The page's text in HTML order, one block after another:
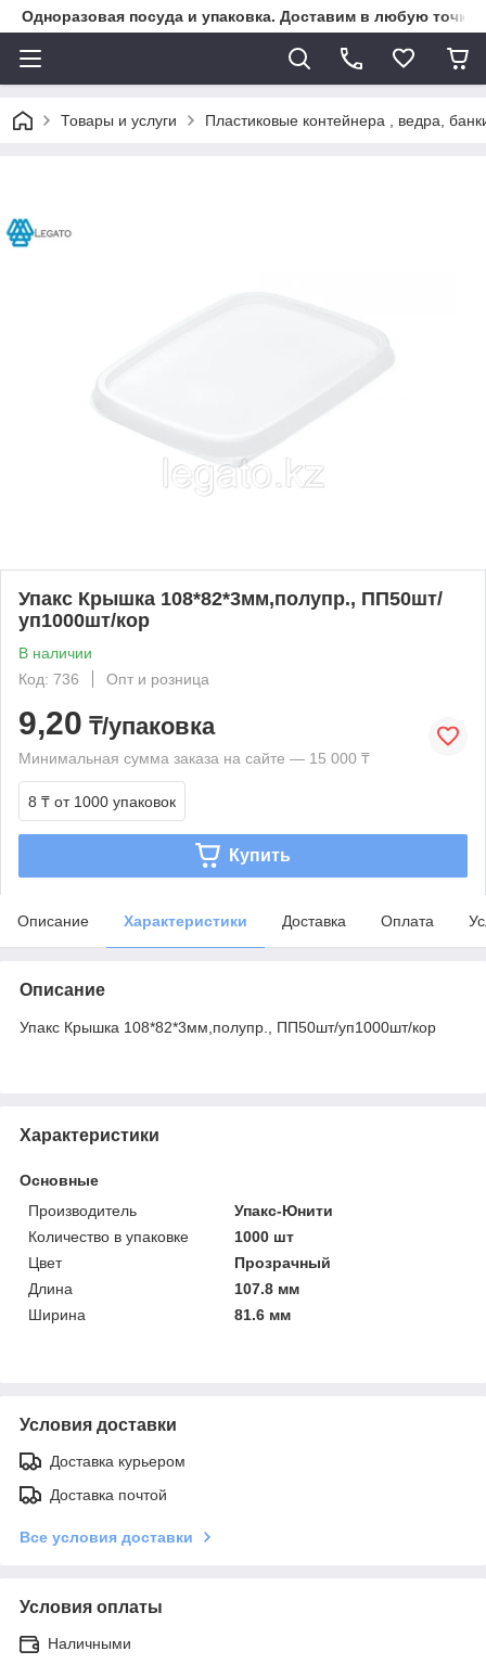
Одноразовая посуда и упаковка. Доставим в любую точку
Товары и услуги Пластиковые контейнера , ведра,
Упакс Крышка 108*82*3мм,полупр., ПП50шт/
уп1000шт/кор
В наличии
Код: 736
Опт и розница
9,20 ₸/упаковка
Минимальная сумма заказа на сайте — 15 000 ₸
8 ₸ от 1000 упаковок
Купить
Описание Характеристики Доставка Оплата
Описание
Упакс Крышка 108*82*3мм,полупр., ПП50шт/уп1000шт/кор
Характеристики
Основные
Производитель
Упакс-Юнити
Количество в упаковке
1000 шт
Цвет
Прозрачный
Длина
107.8 мм
Ширина
81.6 мм
Условия доставки
Доставка курьером
Доставка почтой
Все условия доставки
Условия оплаты
Наличными